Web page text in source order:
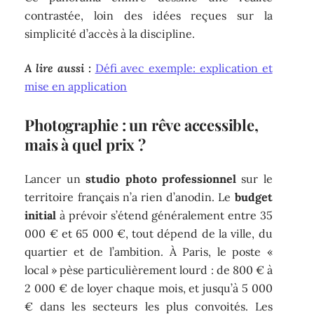
contrastée, loin des idées reçues sur la
simplicité d’accès à la discipline.
A lire aussi : Défi avec exemple: explication et
mise en application
Photographie : un rêve accessible,
mais à quel prix ?
Lancer unstudio photo professionnelsur le
territoire français n’a rien d’anodin. Le budget
initial à prévoir s’étend généralement entre 35
000 € et 65 000 €, tout dépend de la ville, du
quartier et de l’ambition. À Paris, le poste «
local » pèse particulièrement lourd : de 800 € à
2 000 € de loyer chaque mois, et jusqu’à 5 000
€ dans les secteurs les plus convoités. Les